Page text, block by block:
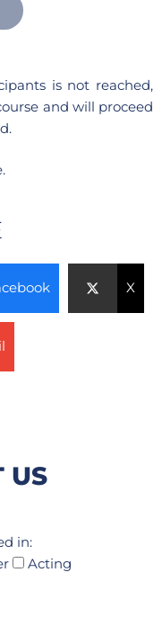
is not reached,
and will proceed
X
US
in:
Acting